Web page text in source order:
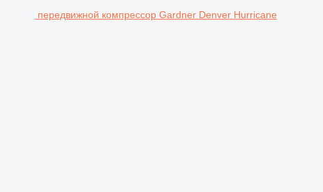
передвижной компрессор Gardner Denver Hurricane